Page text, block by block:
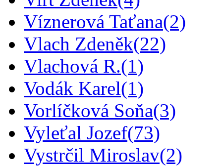
Víznerová Taťana(2)
Vlach Zdeněk(22)
Vlachová R.(1)
Vodák Karel(1)
Vorlíčková Soňa(3)
Vyleťal Jozef(73)
Vystrčil Miroslav(2)